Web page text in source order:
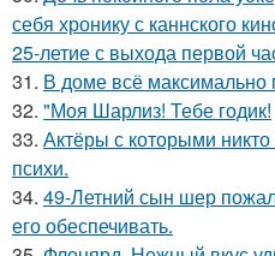
себя хронику с каннского
25-летие с выхода первой
31. В доме всё максимально
32. "Моя Шарлиз! Тебе годик!
33. Актёры с которыми никто
психи.
34. 49-Летний сын шер
его обеспечивать.